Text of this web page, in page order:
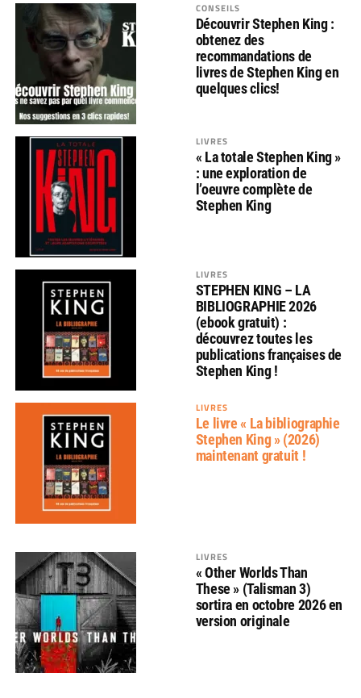
CONSEILS
Découvrir Stephen King :
obtenez des
recommandations de
livres de Stephen King en
quelques clics!
LIVRES
« La totale Stephen King »
: une exploration de
l’oeuvre complète de
Stephen King
LIVRES
STEPHEN KING – LA
BIBLIOGRAPHIE 2026
(ebook gratuit) :
découvrez toutes les
publications françaises de
Stephen King !
LIVRES
Le livre « La bibliographie
Stephen King » (2026)
maintenant gratuit !
LIVRES
« Other Worlds Than
These » (Talisman 3)
sortira en octobre 2026 en
version originale